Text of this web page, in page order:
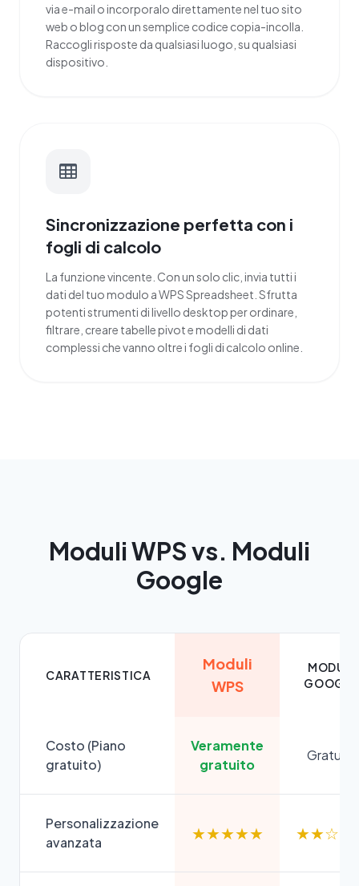
via e-mail o incorporalo direttamente nel tuo sito
web o blog con un semplice codice copia-incolla.
Raccogli risposte da qualsiasi luogo, su qualsiasi
dispositivo.
Sincronizzazione perfetta con i
fogli di calcolo
La funzione vincente. Con un solo clic, invia tutti i
dati del tuo modulo a WPS Spreadsheet. Sfrutta
potenti strumenti di livello desktop per ordinare,
filtrare, creare tabelle pivot e modelli di dati
complessi che vanno oltre i fogli di calcolo online.
Moduli WPS vs. Moduli
Google
CARATTERISTICA
Moduli
WPS
MODULI
GOOGLE
Costo (Piano
gratuito)
Veramente
gratuito
Gratuito
Personalizzazione
avanzata
★★★★★